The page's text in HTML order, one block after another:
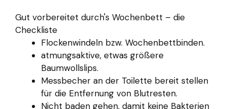
Gut vorbereitet durch's Wochenbett – die
Checkliste
Flockenwindeln bzw. Wochenbettbinden.
atmungsaktive, etwas größere
Baumwollslips.
Messbecher an der Toilette bereit stellen
für die Entfernung von Blutresten.
Nicht baden gehen, damit keine Bakterien